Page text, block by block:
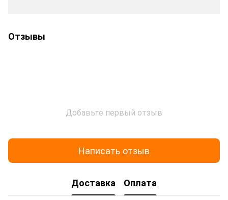
Отзывы
Добавьте первый отзыв
Написать отзыв
Доставка Оплата